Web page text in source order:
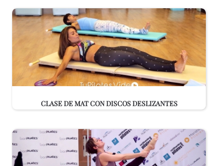
CLASE DE MAT CON DISCOS DESLIZANTES